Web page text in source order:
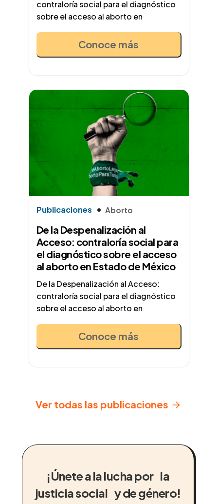
contraloría social para el diagnóstico
sobre el acceso al aborto en
Conoce más
De la Despenalización al
Acceso: contraloría social para
el diagnóstico sobre el acceso
al aborto en Estado de México
Publicaciones Aborto
De la Despenalización al Acceso:
contraloría social para el diagnóstico
sobre el acceso al aborto en
Conoce más
Ver todas las publicaciones
¡Únete a la lucha por la
justicia social y de género!